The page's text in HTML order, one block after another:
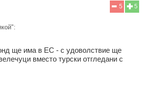
5
5
ще има в ЕС - с удоволствие ще
вместо турски отгледани с